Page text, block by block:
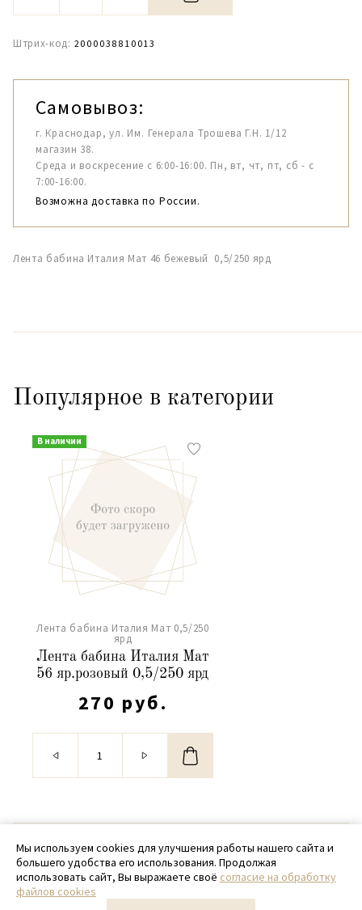
Штрих-код: 2000038810013
Самовывоз:
г. Краснодар, ул. Им. Генерала Трошева Г.Н. 1/12
магазин 38.
Среда и воскресение с 6:00-16:00. Пн, вт, чт, пт, сб - с
7:00-16:00.
Возможна доставка по России.
Лента бабина Италия Мат 46 бежевый 0,5/250 ярд
Популярное в категории
В наличии
Лента бабина Италия Мат 0,5/250
ярд
Лента бабина Италия Мат
56 яр.розовый 0,5/250 ярд
270 руб.
© 2020 - 2026 SamPack
+ 7 (918) 699-97-87
zakaz@sampack.store
Мы используем cookies для улучшения работы нашего сайта и
большего удобства его использования. Продолжая
использовать сайт, Вы выражаете своё согласие на обработку
файлов cookies